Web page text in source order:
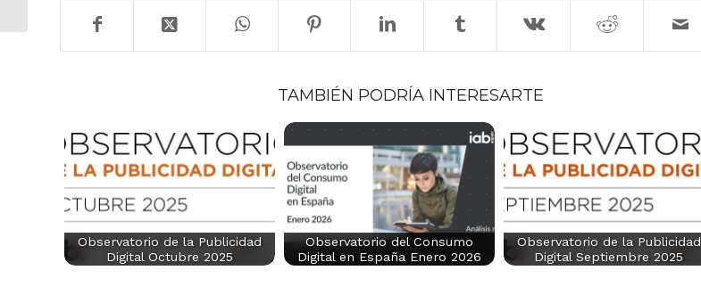
TAMBIÉN PODRÍA INTERESARTE
Observatorio de la Publicidad
Digital Octubre 2025
Observatorio del Consumo
Digital en España Enero 2026
Observatorio de la Publicidad
Digital Septiembre 2025